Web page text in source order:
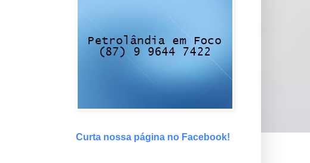
Curta nossa página no Facebook!